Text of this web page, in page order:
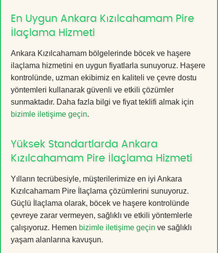
En Uygun Ankara Kızılcahamam Pire
İlaçlama Hizmeti
Ankara Kızılcahamam bölgelerinde böcek ve haşere
ilaçlama hizmetini en uygun fiyatlarla sunuyoruz. Haşere
kontrolünde, uzman ekibimiz en kaliteli ve çevre dostu
yöntemleri kullanarak güvenli ve etkili çözümler
sunmaktadır. Daha fazla bilgi ve fiyat teklifi almak için
bizimle iletişime geçin.
Yüksek Standartlarda Ankara
Kızılcahamam Pire İlaçlama Hizmeti
Yılların tecrübesiyle, müşterilerimize en iyi Ankara
Kızılcahamam Pire İlaçlama çözümlerini sunuyoruz.
Güçlü İlaçlama olarak, böcek ve haşere kontrolünde
çevreye zarar vermeyen, sağlıklı ve etkili yöntemlerle
çalışıyoruz. Hemen bizimle iletişime geçin ve sağlıklı
yaşam alanlarına kavuşun.